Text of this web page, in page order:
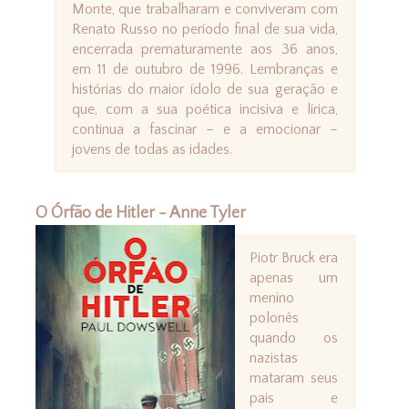
Monte, que trabalharam e conviveram com
Renato Russo no período final de sua vida,
encerrada prematuramente aos 36 anos,
em 11 de outubro de 1996. Lembranças e
histórias do maior ídolo de sua geração e
que, com a sua poética incisiva e lírica,
continua a fascinar – e a emocionar –
jovens de todas as idades.
O Órfão de Hitler - Anne Tyler
Piotr Bruck era
apenas um
menino
polonês
quando os
nazistas
mataram seus
pais e